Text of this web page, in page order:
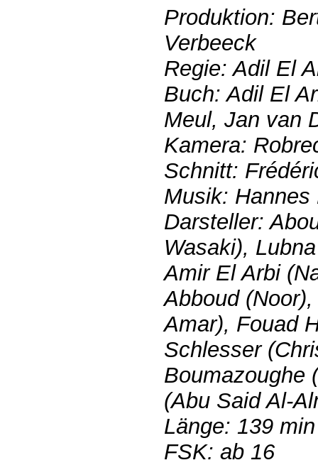
Produktion:
Verbeeck
Regie: Adil El
Buch: Adil El
Meul, Jan van
Kamera:
Schnitt:
Musik: Hannes
Darsteller:
Wasaki),
Amir El Arbi
Abboud
Amar), Fouad
Schlesser
Boumazoughe
(Abu Said Al-
Länge: 139 min
FSK: ab 16